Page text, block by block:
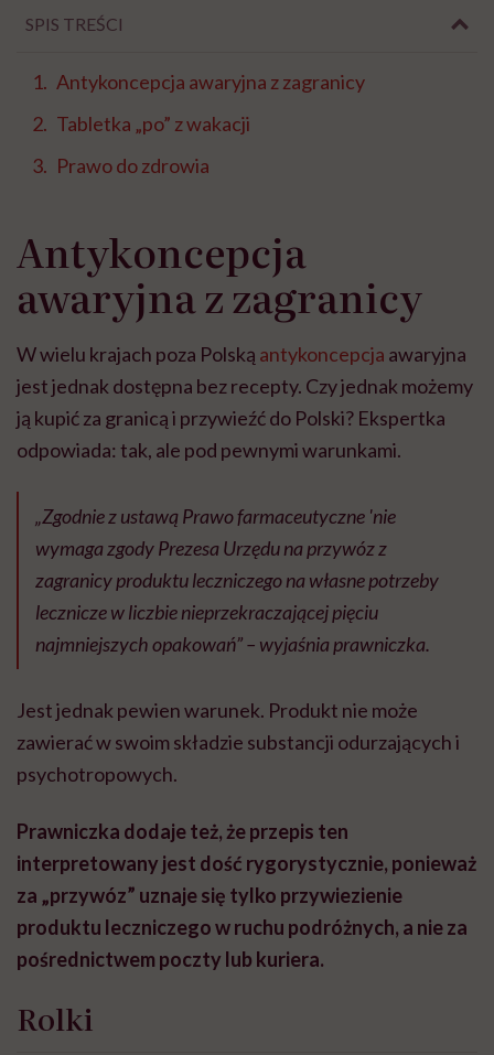
SPIS TREŚCI
Antykoncepcja awaryjna z zagranicy
Tabletka „po” z wakacji
Prawo do zdrowia
Antykoncepcja
awaryjna z zagranicy
W wielu krajach poza Polską antykoncepcja awaryjna
jest jednak dostępna bez recepty. Czy jednak możemy
ją kupić za granicą i przywieźć do Polski? Ekspertka
odpowiada: tak, ale pod pewnymi warunkami.
„Zgodnie z ustawą Prawo farmaceutyczne 'nie
wymaga zgody Prezesa Urzędu na przywóz z
zagranicy produktu leczniczego na własne potrzeby
lecznicze w liczbie nieprzekraczającej pięciu
najmniejszych opakowań” – wyjaśnia prawniczka.
Jest jednak pewien warunek. Produkt nie może
zawierać w swoim składzie substancji odurzających i
psychotropowych.
Prawniczka dodaje też, że przepis ten
interpretowany jest dość rygorystycznie, ponieważ
za „przywóz” uznaje się tylko przywiezienie
produktu leczniczego w ruchu podróżnych, a nie za
pośrednictwem poczty lub kuriera.
Rolki